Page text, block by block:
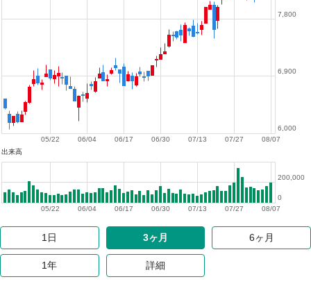
08/07
07/27
07/13
06/30
06/17
06/04
05/22
6,000
6,900
7,800
出来高
08/07
07/27
07/13
06/30
06/17
06/04
05/22
0
200,000
1日 3ヶ月 6ヶ月
1年 詳細